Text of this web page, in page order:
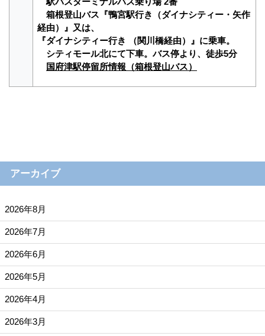
箱根登山バス『鴨宮駅行き（ダイナシティー・矢作
経由）』又は、
『ダイナシティー行き （関川橋経由）』に乗車。
シティモール北にて下車。バス停より、徒歩5分
国府津駅停留所情報（箱根登山バス）
アーカイブ
2026年8月
2026年7月
2026年6月
2026年5月
2026年4月
2026年3月